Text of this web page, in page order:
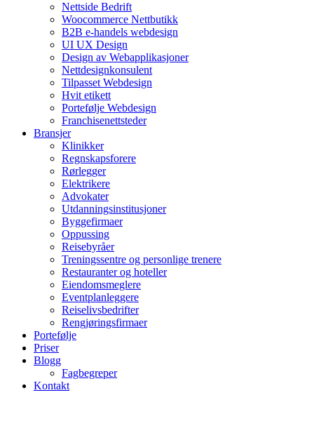
Nettside Bedrift
Woocommerce Nettbutikk
B2B e-handels webdesign
UI UX Design
Design av Webapplikasjoner
Nettdesignkonsulent
Tilpasset Webdesign
Hvit etikett
Portefølje Webdesign
Franchisenettsteder
Bransjer
Klinikker
Regnskapsforere
Rørlegger
Elektrikere
Advokater
Utdanningsinstitusjoner
Byggefirmaer
Oppussing
Reisebyråer
Treningssentre og personlige trenere
Restauranter og hoteller
Eiendomsmeglere
Eventplanleggere
Reiselivsbedrifter
Rengjøringsfirmaer
Portefølje
Priser
Blogg
Fagbegreper
Kontakt